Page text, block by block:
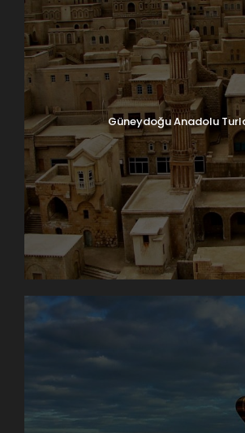
Güneydoğu Anadolu